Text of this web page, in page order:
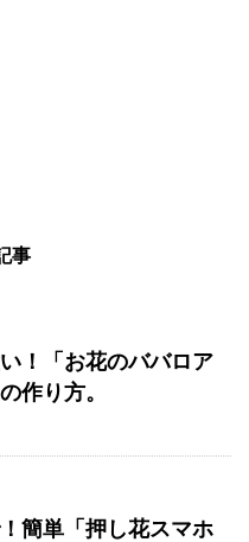
事
！「お花のババロア
作り方。
簡単「押し花スマホ